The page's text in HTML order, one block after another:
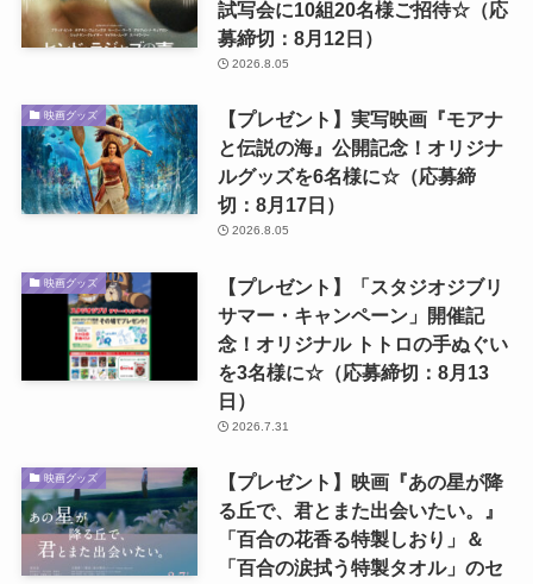
試写会に10組20名様ご招待☆（応
募締切：8月12日）
2026.8.05
映画グッズ
【プレゼント】実写映画『モアナ
と伝説の海』公開記念！オリジナ
ルグッズを6名様に☆（応募締
切：8月17日）
2026.8.05
映画グッズ
【プレゼント】「スタジオジブリ
サマー・キャンペーン」開催記
念！オリジナル トトロの手ぬぐい
を3名様に☆（応募締切：8月13
日）
2026.7.31
映画グッズ
【プレゼント】映画『あの星が降
る丘で、君とまた出会いたい。』
「百合の花香る特製しおり」＆
「百合の涙拭う特製タオル」のセ